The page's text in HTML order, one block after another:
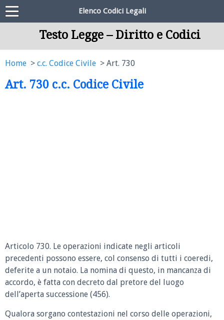
Elenco Codici Legali
Testo Legge – Diritto e Codici
Home c.c. Codice Civile Art. 730
Art. 730 c.c. Codice Civile
Articolo 730. Le operazioni indicate negli articoli
precedenti possono essere, col consenso di tutti i coeredi,
deferite a un notaio. La nomina di questo, in mancanza di
accordo, è fatta con decreto dal pretore del luogo
dell’aperta successione (456).
Qualora sorgano contestazioni nel corso delle operazioni,